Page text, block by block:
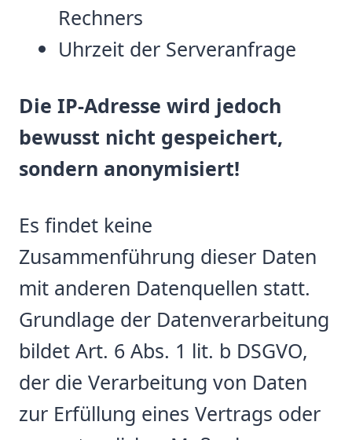
Rechners
Uhrzeit der Serveranfrage
Die IP-Adresse wird jedoch
bewusst nicht gespeichert,
sondern anonymisiert!
Es findet keine
Zusammenführung dieser Daten
mit anderen Datenquellen statt.
Grundlage der Datenverarbeitung
bildet Art. 6 Abs. 1 lit. b DSGVO,
der die Verarbeitung von Daten
zur Erfüllung eines Vertrags oder